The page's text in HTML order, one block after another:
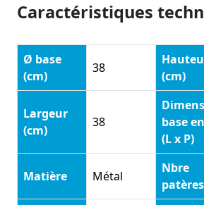
Caractéristiques
Ø base
(cm)
38
(cm)
Largeur
(cm)
38
base
(L x P)
Matière Métal
Nbre
patères